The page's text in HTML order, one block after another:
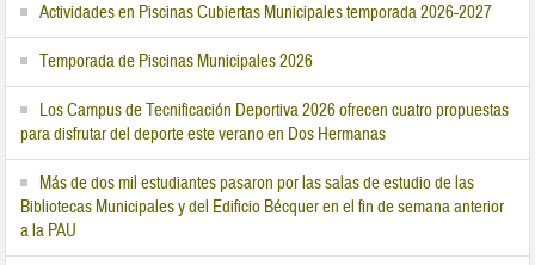
Actividades en Piscinas Cubiertas Municipales temporada 2026-2027
Temporada de Piscinas Municipales 2026
Los Campus de Tecnificación Deportiva 2026 ofrecen cuatro propuestas
para disfrutar del deporte este verano en Dos Hermanas
Más de dos mil estudiantes pasaron por las salas de estudio de las
Bibliotecas Municipales y del Edificio Bécquer en el fin de semana anterior
a la PAU